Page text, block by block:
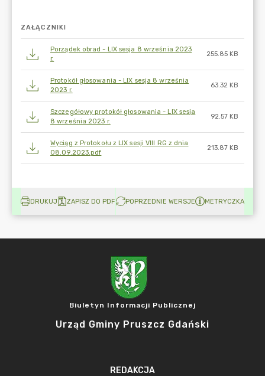
ZAŁĄCZNIKI
Porządek obrad - LIX sesja 8 września 2023
r.
255.85 KB
Protokół głosowania - LIX sesja 8 września
2023 r.
63.32 KB
Szczegółowy protokół głosowania - LIX sesja
8 września 2023 r.
92.57 KB
Wyciąg z Protokołu z LIX sesji VIII RG z dnia
08.09.2023.pdf
213.87 KB
DRUKUJ ZAPISZ DO PDF POPRZEDNIE WERSJE METRYCZKA
Biuletyn Informacji Publicznej
Urząd Gminy Pruszcz Gdański
REDAKCJA